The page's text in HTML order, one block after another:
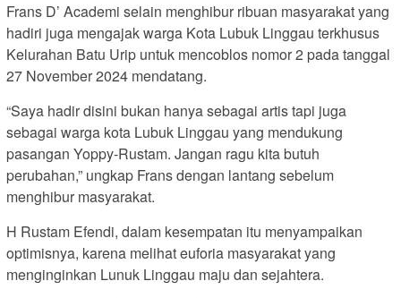
Frans D’ Academi selain menghibur ribuan masyarakat yang
hadiri juga mengajak warga Kota Lubuk Linggau terkhusus
Kelurahan Batu Urip untuk mencoblos nomor 2 pada tanggal
27 November 2024 mendatang.
“Saya hadir disini bukan hanya sebagai artis tapi juga
sebagai warga kota Lubuk Linggau yang mendukung
pasangan Yoppy-Rustam. Jangan ragu kita butuh
perubahan,” ungkap Frans dengan lantang sebelum
menghibur masyarakat.
H Rustam Efendi, dalam kesempatan itu menyampaikan
optimisnya, karena melihat euforia masyarakat yang
menginginkan Lunuk Linggau maju dan sejahtera.